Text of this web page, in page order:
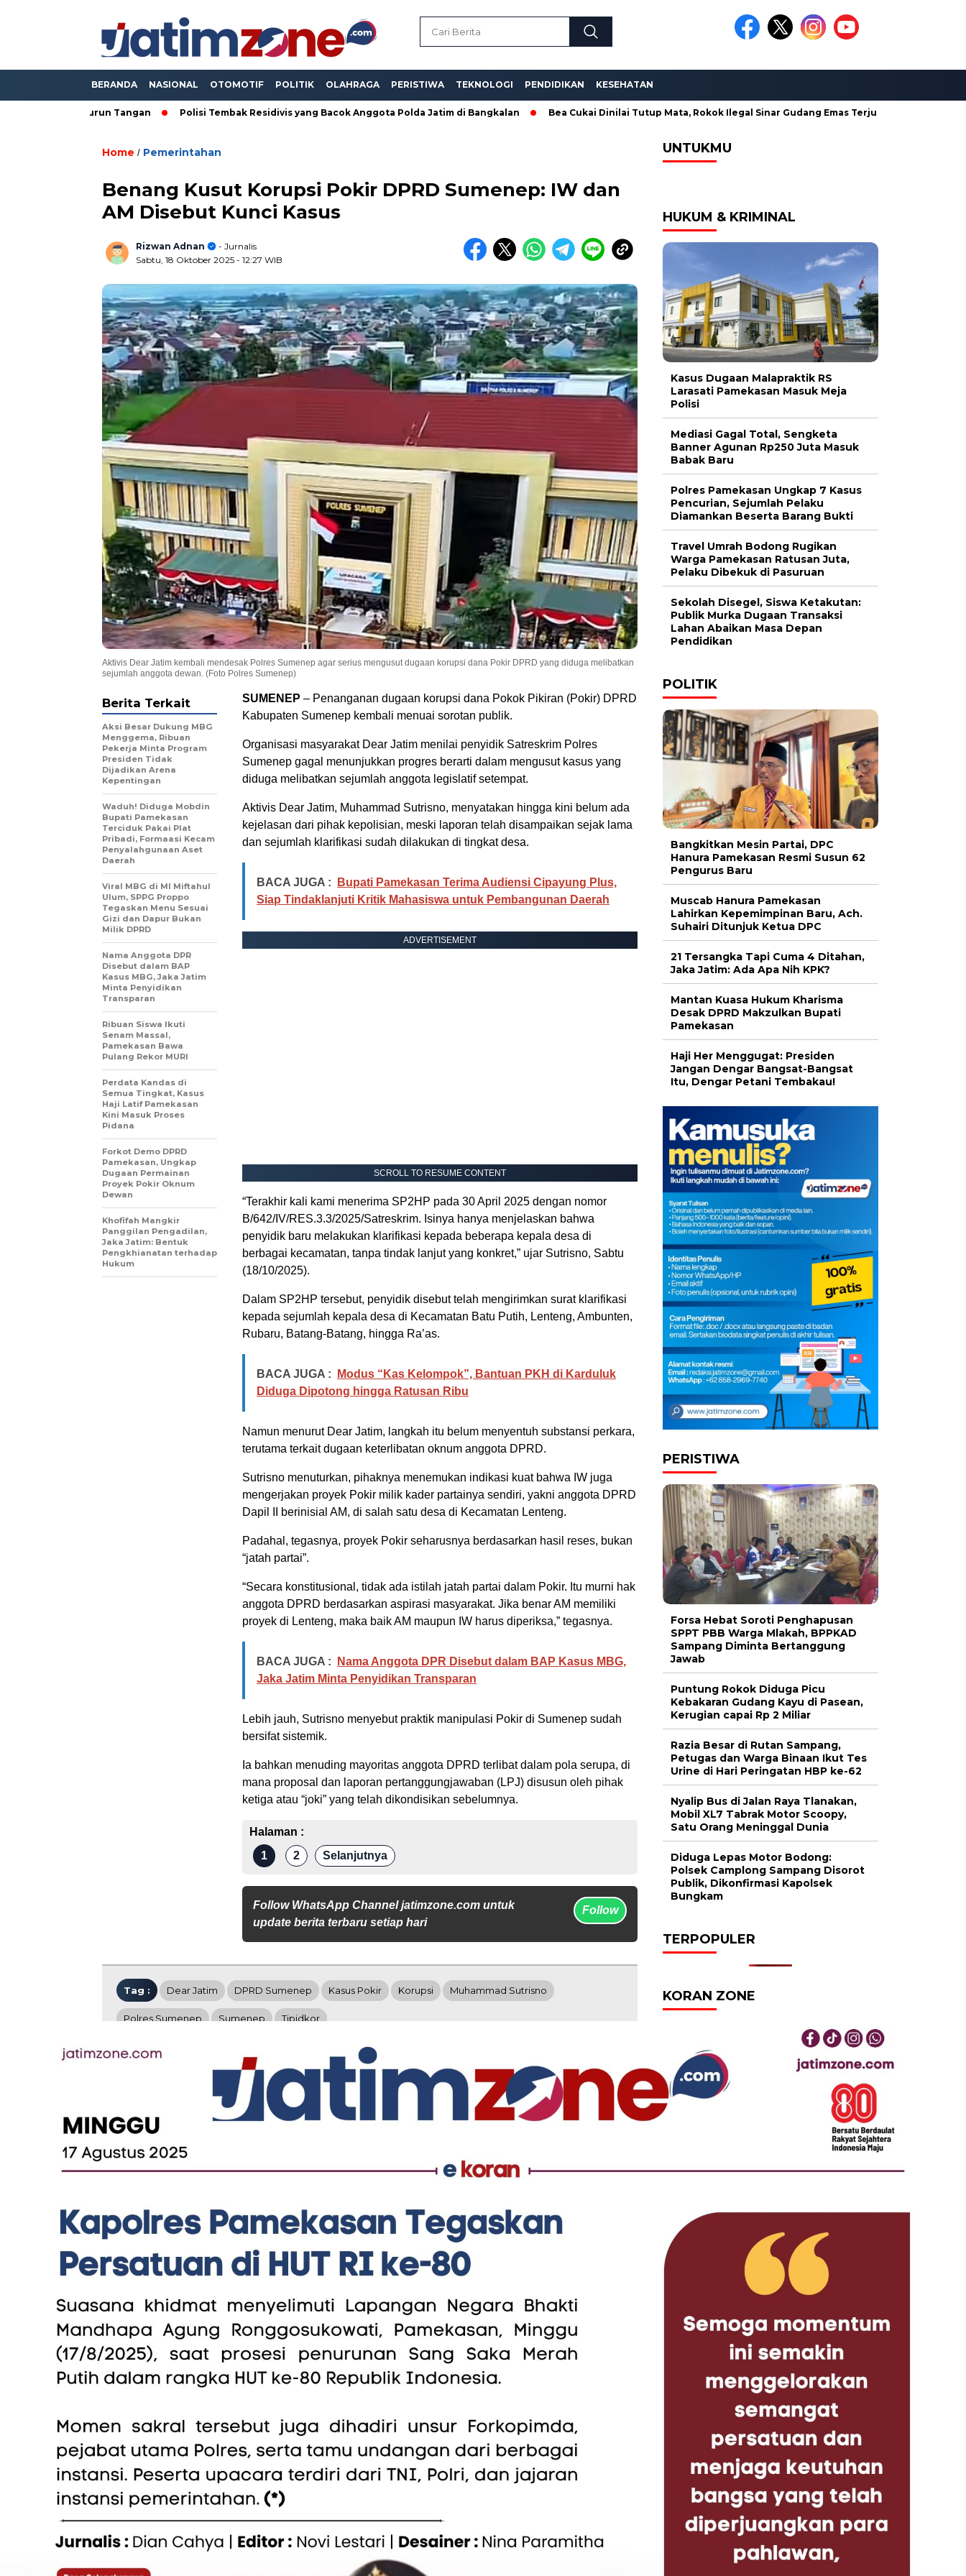
BERANDA NASIONAL OTOMOTIF POLITIK OLAHRAGA PERISTIWA TEKNOLOGI PENDIDIKAN KESEHATAN
Polisi Tembak Residivis yang Bacok Anggota Polda Jatim di Bangkalan Bea Cukai Dinilai Tutup Mata, Rokok Ilegal Sinar Gudang Emas Terjual Bebas di Madura
Home / Pemerintahan
Benang Kusut Korupsi Pokir DPRD Sumenep: IW dan
AM Disebut Kunci Kasus
Rizwan Adnan
- Jurnalis
Sabtu, 18 Oktober 2025 - 12:27 WIB
Aktivis Dear Jatim kembali mendesak Polres Sumenep agar serius mengusut dugaan korupsi dana Pokir DPRD yang diduga melibatkan
sejumlah anggota dewan. (Foto Polres Sumenep)
SUMENEP – Penanganan dugaan korupsi dana Pokok Pikiran (Pokir) DPRD
Kabupaten Sumenep kembali menuai sorotan publik.
Organisasi masyarakat Dear Jatim menilai penyidik Satreskrim Polres
Sumenep gagal menunjukkan progres berarti dalam mengusut kasus yang
diduga melibatkan sejumlah anggota legislatif setempat.
Aktivis Dear Jatim, Muhammad Sutrisno, menyatakan hingga kini belum ada
kejelasan dari pihak kepolisian, meski laporan telah disampaikan sejak lama
dan sejumlah klarifikasi sudah dilakukan di tingkat desa.
BACA JUGA :
Bupati Pamekasan Terima Audiensi Cipayung Plus,
Siap Tindaklanjuti Kritik Mahasiswa untuk Pembangunan Daerah
ADVERTISEMENT
SCROLL TO RESUME CONTENT
“Terakhir kali kami menerima SP2HP pada 30 April 2025 dengan nomor
B/642/IV/RES.3.3/2025/Satreskrim. Isinya hanya menjelaskan bahwa
penyidik baru melakukan klarifikasi kepada beberapa kepala desa di
berbagai kecamatan, tanpa tindak lanjut yang konkret,” ujar Sutrisno, Sabtu
(18/10/2025).
Dalam SP2HP tersebut, penyidik disebut telah mengirimkan surat klarifikasi
kepada sejumlah kepala desa di Kecamatan Batu Putih, Lenteng, Ambunten,
Rubaru, Batang-Batang, hingga Ra’as.
BACA JUGA :
Modus “Kas Kelompok”, Bantuan PKH di Karduluk
Diduga Dipotong hingga Ratusan Ribu
Namun menurut Dear Jatim, langkah itu belum menyentuh substansi perkara,
terutama terkait dugaan keterlibatan oknum anggota DPRD.
Sutrisno menuturkan, pihaknya menemukan indikasi kuat bahwa IW juga
mengerjakan proyek Pokir milik kader partainya sendiri, yakni anggota DPRD
Dapil II berinisial AM, di salah satu desa di Kecamatan Lenteng.
Padahal, tegasnya, proyek Pokir seharusnya berdasarkan hasil reses, bukan
“jatah partai”.
“Secara konstitusional, tidak ada istilah jatah partai dalam Pokir. Itu murni hak
anggota DPRD berdasarkan aspirasi masyarakat. Jika benar AM memiliki
proyek di Lenteng, maka baik AM maupun IW harus diperiksa,” tegasnya.
BACA JUGA :
Nama Anggota DPR Disebut dalam BAP Kasus MBG,
Jaka Jatim Minta Penyidikan Transparan
Lebih jauh, Sutrisno menyebut praktik manipulasi Pokir di Sumenep sudah
bersifat sistemik.
Ia bahkan menuding mayoritas anggota DPRD terlibat dalam pola serupa, di
mana proposal dan laporan pertanggungjawaban (LPJ) disusun oleh pihak
ketiga atau “joki” yang telah dikondisikan sebelumnya.
Halaman :
1
2 Selanjutnya
Follow WhatsApp Channel jatimzone.com untuk
update berita terbaru setiap hari
Follow
Berita Terkait
Aksi Besar Dukung MBG
Menggema, Ribuan
Pekerja Minta Program
Presiden Tidak
Dijadikan Arena
Kepentingan
Waduh! Diduga Mobdin
Bupati Pamekasan
Terciduk Pakai Plat
Pribadi, Formaasi Kecam
Penyalahgunaan Aset
Daerah
Viral MBG di MI Miftahul
Ulum, SPPG Proppo
Tegaskan Menu Sesuai
Gizi dan Dapur Bukan
Milik DPRD
Nama Anggota DPR
Disebut dalam BAP
Kasus MBG, Jaka Jatim
Minta Penyidikan
Transparan
Ribuan Siswa Ikuti
Senam Massal,
Pamekasan Bawa
Pulang Rekor MURI
Perdata Kandas di
Semua Tingkat, Kasus
Haji Latif Pamekasan
Kini Masuk Proses
Pidana
Forkot Demo DPRD
Pamekasan, Ungkap
Dugaan Permainan
Proyek Pokir Oknum
Dewan
Khofifah Mangkir
Panggilan Pengadilan,
Jaka Jatim: Bentuk
Pengkhianatan terhadap
Hukum
Tag : Dear Jatim DPRD Sumenep Kasus Pokir Korupsi Muhammad Sutrisno
Polres Sumenep Sumenep Tipidkor
Pentol Ghepek ID Jadi
Primadona Harkopnas Jatim
di Pamekasan, Penjualan Naik
Tiga Kali Lipat
DPD TMI Pamekasan:
Optimistis Sudaryono Perkuat
Kasus Dugaan Malapraktik RS
Larasati Pamekasan Masuk
Meja Polisi
Hukum & Kriminal
Masuk Babak Baru
Berita
Pamekasan Sampaikan
Penjelasan dan Permintaan
Maaf
Berita
dengan Transparansi, Bukan
UNTUKMU
HUKUM & KRIMINAL
Kasus Dugaan Malapraktik RS
Larasati Pamekasan Masuk Meja
Polisi
Mediasi Gagal Total, Sengketa
Banner Agunan Rp250 Juta Masuk
Babak Baru
Polres Pamekasan Ungkap 7 Kasus
Pencurian, Sejumlah Pelaku
Diamankan Beserta Barang Bukti
Travel Umrah Bodong Rugikan
Warga Pamekasan Ratusan Juta,
Pelaku Dibekuk di Pasuruan
Sekolah Disegel, Siswa Ketakutan:
Publik Murka Dugaan Transaksi
Lahan Abaikan Masa Depan
Pendidikan
POLITIK
Bangkitkan Mesin Partai, DPC
Hanura Pamekasan Resmi Susun 62
Pengurus Baru
Muscab Hanura Pamekasan
Lahirkan Kepemimpinan Baru, Ach.
Suhairi Ditunjuk Ketua DPC
21 Tersangka Tapi Cuma 4 Ditahan,
Jaka Jatim: Ada Apa Nih KPK?
Mantan Kuasa Hukum Kharisma
Desak DPRD Makzulkan Bupati
Pamekasan
Haji Her Menggugat: Presiden
Jangan Dengar Bangsat-Bangsat
Itu, Dengar Petani Tembakau!
PERISTIWA
Forsa Hebat Soroti Penghapusan
SPPT PBB Warga Mlakah, BPPKAD
Sampang Diminta Bertanggung
Jawab
Puntung Rokok Diduga Picu
Kebakaran Gudang Kayu di Pasean,
Kerugian capai Rp 2 Miliar
Razia Besar di Rutan Sampang,
Petugas dan Warga Binaan Ikut Tes
Urine di Hari Peringatan HBP ke-62
Nyalip Bus di Jalan Raya Tlanakan,
Mobil XL7 Tabrak Motor Scoopy,
Satu Orang Meninggal Dunia
Diduga Lepas Motor Bodong:
Polsek Camplong Sampang Disorot
Publik, Dikonfirmasi Kapolsek
Bungkam
TERPOPULER
KORAN ZONE